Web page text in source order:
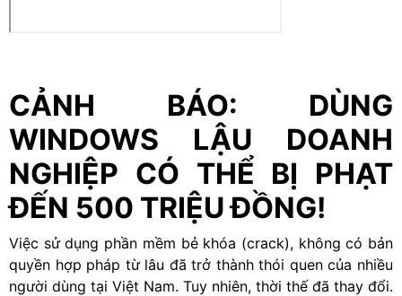
CẢNH BÁO: DÙNG
WINDOWS LẬU DOANH
NGHIỆP CÓ THỂ BỊ PHẠT
ĐẾN 500 TRIỆU ĐỒNG!
Việc sử dụng phần mềm bẻ khóa (crack), không có bản
quyền hợp pháp từ lâu đã trở thành thói quen của nhiều
người dùng tại Việt Nam. Tuy nhiên, thời thế đã thay đổi.